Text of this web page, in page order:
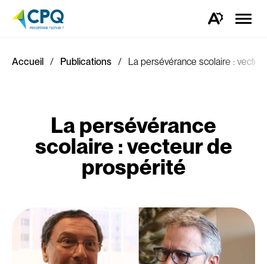
Ouvrez
d'accessibilité.
la
Accueil Publications La persévérance scolaire :
La persévérance
scolaire : vecteur de
prospérité